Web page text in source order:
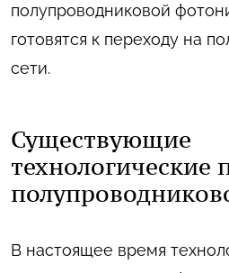
полупроводниковой
готовятся к переходу на
сети.
Существующие
технологические
В настоящее время